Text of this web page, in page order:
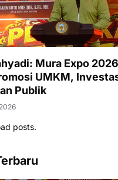
Mura Expo
UMKM,
Publik
posts.